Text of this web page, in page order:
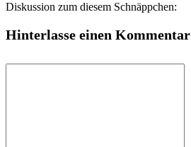
Diskussion zum diesem Schnäppchen:
Hinterlasse einen Kommentar